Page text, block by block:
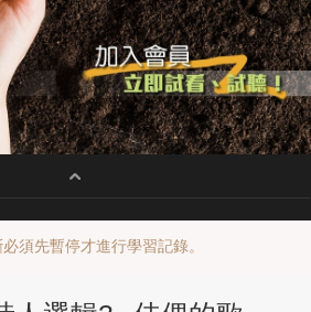
須先暫停才進行學習記錄。